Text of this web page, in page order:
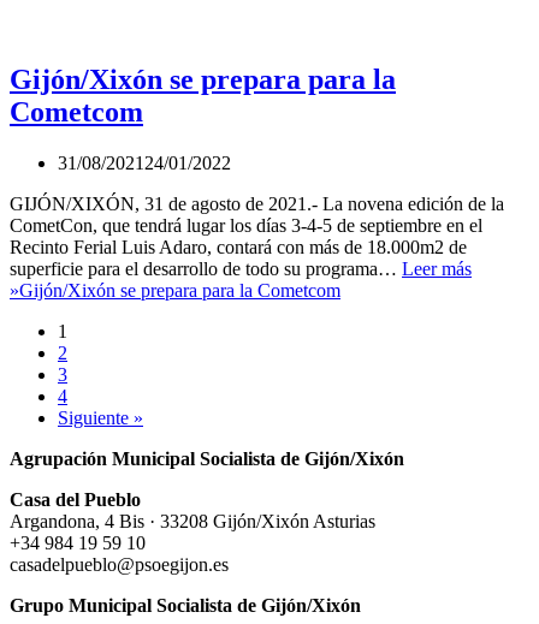
Gijón/Xixón se prepara para la
Cometcom
31/08/2021 24/01/2022
GIJÓN/XIXÓN, 31 de agosto de 2021.- La novena edición de la
CometCon, que tendrá lugar los días 3-4-5 de septiembre en el
Recinto Ferial Luis Adaro, contará con más de 18.000m2 de
superficie para el desarrollo de todo su programa… Leer más
»Gijón/Xixón se prepara para la Cometcom
1
2
3
4
Siguiente »
Agrupación Municipal Socialista de Gijón/Xixón
Casa del Pueblo
Argandona, 4 Bis · 33208 Gijón/Xixón Asturias
+34 984 19 59 10
casadelpueblo@psoegijon.es
Grupo Municipal Socialista de Gijón/Xixón